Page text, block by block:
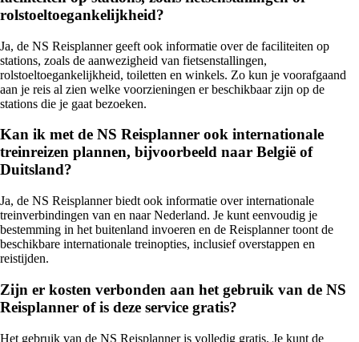
rolstoeltoegankelijkheid?
Ja, de NS Reisplanner geeft ook informatie over de faciliteiten op
stations, zoals de aanwezigheid van fietsenstallingen,
rolstoeltoegankelijkheid, toiletten en winkels. Zo kun je voorafgaand
aan je reis al zien welke voorzieningen er beschikbaar zijn op de
stations die je gaat bezoeken.
Kan ik met de NS Reisplanner ook internationale
treinreizen plannen, bijvoorbeeld naar België of
Duitsland?
Ja, de NS Reisplanner biedt ook informatie over internationale
treinverbindingen van en naar Nederland. Je kunt eenvoudig je
bestemming in het buitenland invoeren en de Reisplanner toont de
beschikbare internationale treinopties, inclusief overstappen en
reistijden.
Zijn er kosten verbonden aan het gebruik van de NS
Reisplanner of is deze service gratis?
Het gebruik van de NS Reisplanner is volledig gratis. Je kunt de